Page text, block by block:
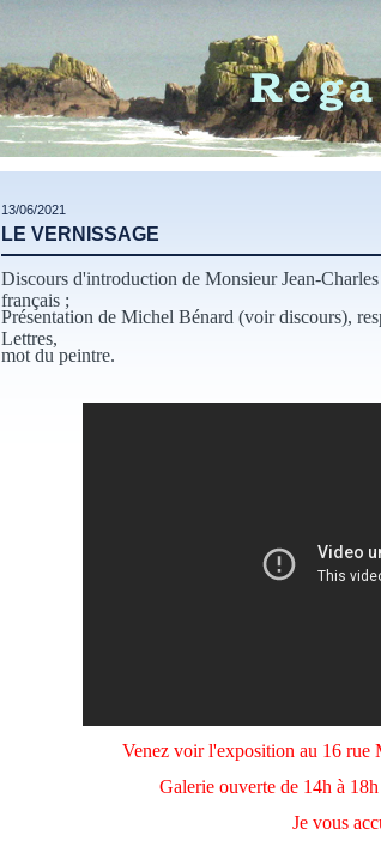
13/06/2021
LE VERNISSAGE
Discours d'introduction de Monsieur Jean-
français ;
Présentation de Michel Bénard (voir discours),
Lettres,
mot du peintre.
Venez voir l'exposition au 16 rue
Galerie ouverte de 14h à
Je vous